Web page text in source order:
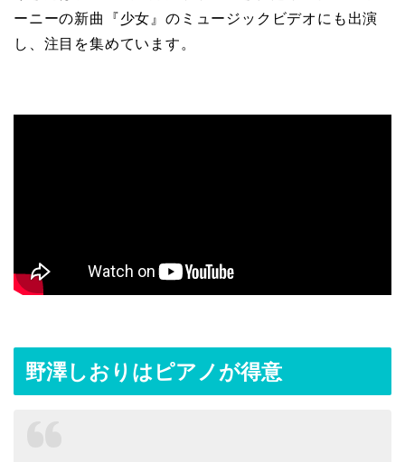
ーニーの新曲『少女』のミュージックビデオにも出演
し、注目を集めています。
野澤しおりはピアノが得意